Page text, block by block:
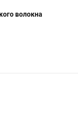
волокна